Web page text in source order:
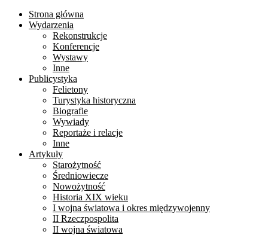
Strona główna
Wydarzenia
Rekonstrukcje
Konferencje
Wystawy
Inne
Publicystyka
Felietony
Turystyka historyczna
Biografie
Wywiady
Reportaże i relacje
Inne
Artykuły
Starożytność
Średniowiecze
Nowożytność
Historia XIX wieku
I wojna światowa i okres międzywojenny
II Rzeczpospolita
II wojna światowa